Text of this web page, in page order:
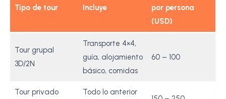
Tipo de tour Incluye
por persona
(USD)
Tour grupal
3D/2N
Transporte 4×4,
guía, alojamiento
básico, comidas
60 – 100
Tour privado
Todo lo anterior